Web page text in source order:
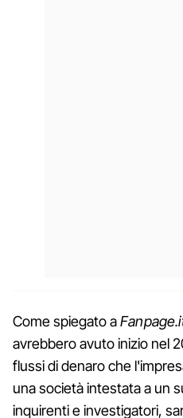
Come spiegato a
avrebbero avuto inizio nel
flussi di denaro che
una società intestata a un
inquirenti e investigatori,